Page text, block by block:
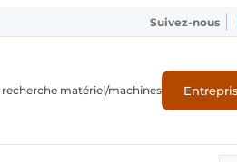
Suivez-nous
matériel/machines